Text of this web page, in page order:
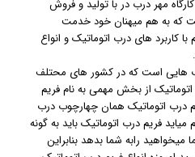
مهر درب در با تولید و فروش
که به هم میهنان خود خدمت
کاربرد های درب اتوماتیک و انواع
هایی است که در کشور های محتلف
از بخش مهمی به نام فریم
درب اتوماتیک همان چهارچوب درب
فریم درب اتوماتیک باید به گونه
میخواهید رابه شما بدهد بنابراین